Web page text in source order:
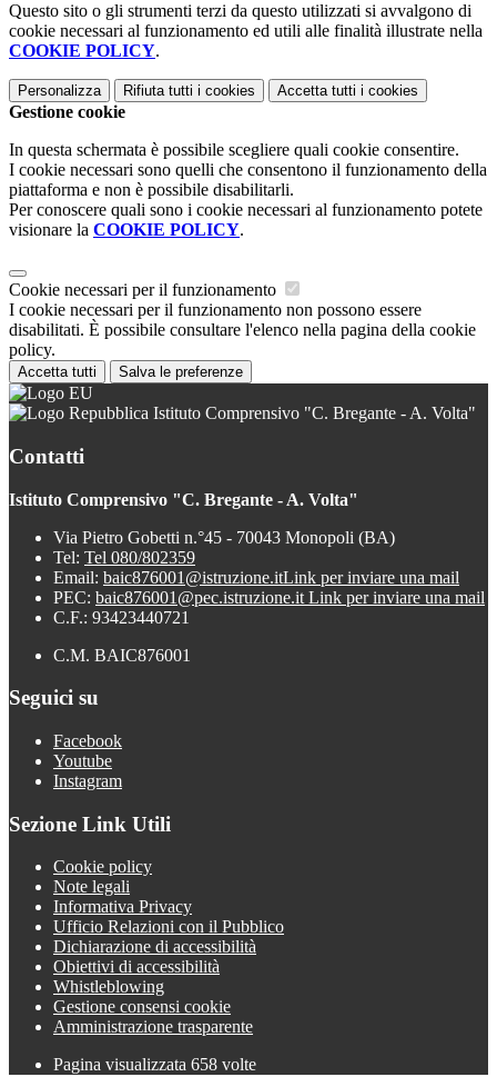
Questo sito o gli strumenti terzi da questo utilizzati si avvalgono di
cookie necessari al funzionamento ed utili alle finalità illustrate nella
COOKIE POLICY.
Personalizza Rifiuta tutti i cookies Accetta tutti i cookies
Gestione cookie
In questa schermata è possibile scegliere quali cookie consentire.
I cookie necessari sono quelli che consentono il funzionamento della
piattaforma e non è possibile disabilitarli.
Per conoscere quali sono i cookie necessari al funzionamento potete
visionare la COOKIE POLICY.
Cookie necessari per il funzionamento
I cookie necessari per il funzionamento non possono essere
disabilitati. È possibile consultare l'elenco nella pagina della cookie
policy.
Accetta tutti Salva le preferenze
Istituto Comprensivo "C. Bregante - A. Volta"
Contatti
Istituto Comprensivo "C. Bregante - A. Volta"
Via Pietro Gobetti n.°45 - 70043 Monopoli (BA)
Tel: Tel 080/802359
Email: baic876001@istruzione.itLink per inviare una mail
PEC: baic876001@pec.istruzione.it Link per inviare una mail
C.F.: 93423440721
C.M. BAIC876001
Seguici su
Facebook
Youtube
Instagram
Sezione Link Utili
Cookie policy
Note legali
Informativa Privacy
Ufficio Relazioni con il Pubblico
Dichiarazione di accessibilità
Obiettivi di accessibilità
Whistleblowing
Gestione consensi cookie
Amministrazione trasparente
Pagina visualizzata 658 volte